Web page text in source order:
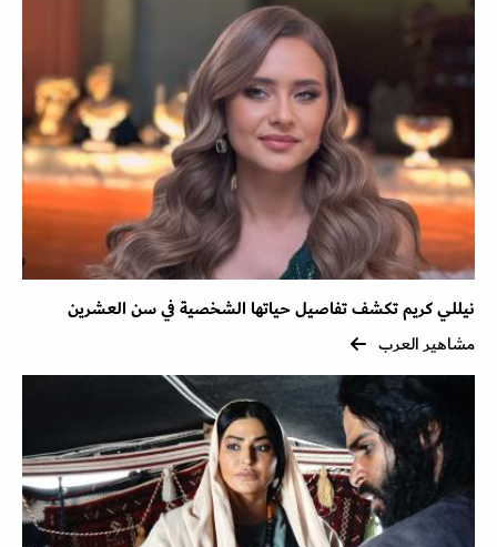
نيللي كريم تكشف تفاصيل حياتها الشخصية في سن العشرين
مشاهير العرب